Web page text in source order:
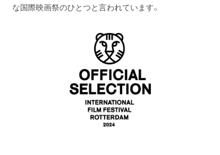
な国際映画祭のひとつと言われています。